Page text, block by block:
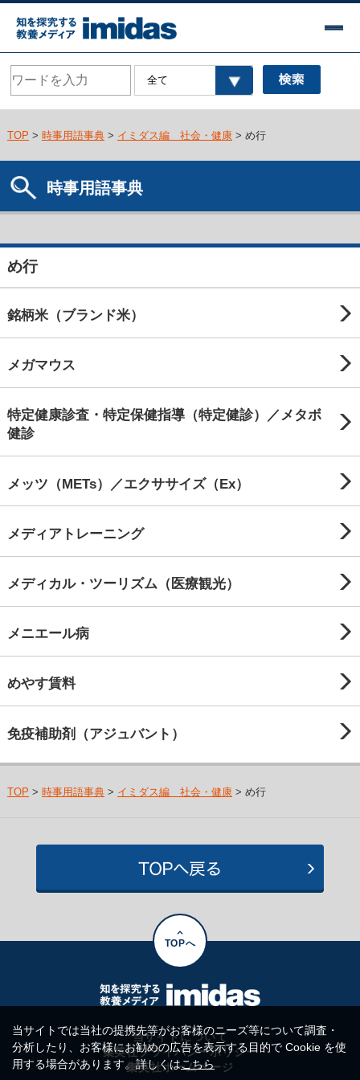
TOP > 時事用語事典> イミダス編 社会・健康> め行
時事用語事典
め行
銘柄米（ブランド米）
メガマウス
特定健康診査・特定保健指導（特定健診）／メタボ
健診
メッツ（METs）／エクササイズ（Ex）
メディアトレーニング
メディカル・ツーリズム（医療観光）
メニエール病
めやす賃料
免疫補助剤（アジュバント）
TOP > 時事用語事典> イミダス編 社会・健康> め行
TOPへ
当サイトについて
集英社プライバシーポリシー
集英社ホームページ
当サイトでは当社の提携先等がお客様のニーズ等について調査・
分析したり、お客様にお勧めの広告を表示する目的で Cookie を使
用する場合があります。詳しくはこちら